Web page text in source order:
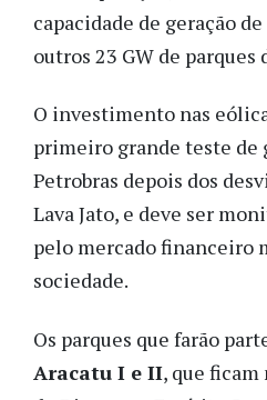
capacidade de geração
outros 23 GW de parques
O investimento nas
primeiro grande teste de
Petrobras depois dos
Lava Jato, e deve ser
pelo mercado financeiro
sociedade.
Os parques que farão
Aracatu I e II, que